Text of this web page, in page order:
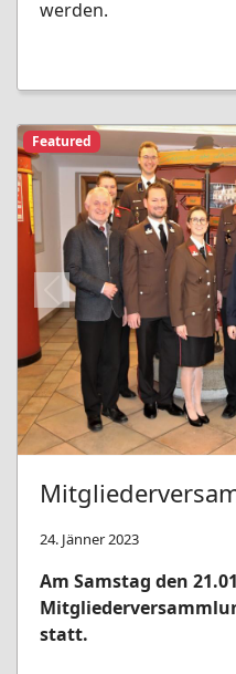
werden.
Previous
Featured
24. Jänner 2023
Am Samstag den
statt.